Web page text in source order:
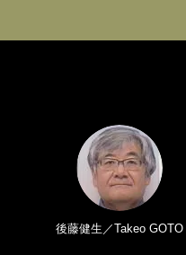
後藤健生／Takeo GOTO